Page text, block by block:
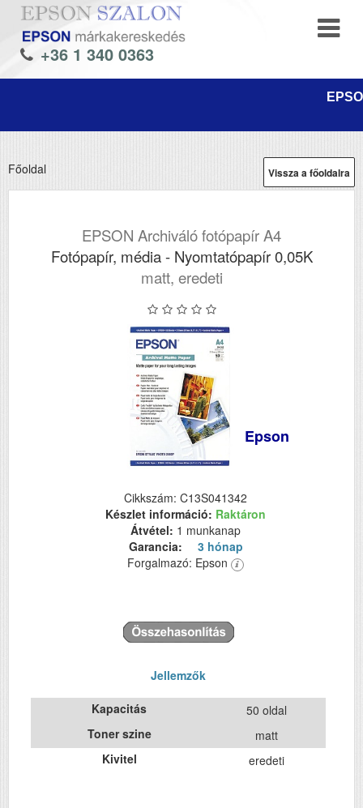
+36 1 340 0363
Vissza a főoldalra
Főoldal
EPSON Archiváló fotópapír A4
Fotópapír, média - Nyomtatópapír 0,05K
matt, eredeti
Epson
Cikkszám: C13S041342
Készlet információ: Raktáron
Átvétel: 1 munkanap
Garancia:
3 hónap
Forgalmazó: Epson
Jellemzők
Kapacitás
50 oldal
Toner szine
matt
Kivitel
eredeti